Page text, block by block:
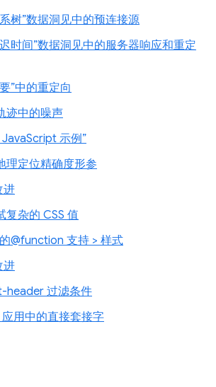
树”数据洞见中的预连接源
时间”数据洞见中的服务器响应和重定
”中的重定向
迹中的噪声
示例”
理定位精确度形参
进
复杂的 CSS 值
@function 支持 > 样式
进
header 过滤条件
用中的直接套接字